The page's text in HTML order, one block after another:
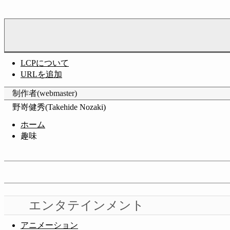
LCPについて
URLを追加
制作者(webmaster)
野嵜健秀(Takehide Nozaki)
ホーム
趣味
エンタテインメント
アニメーション